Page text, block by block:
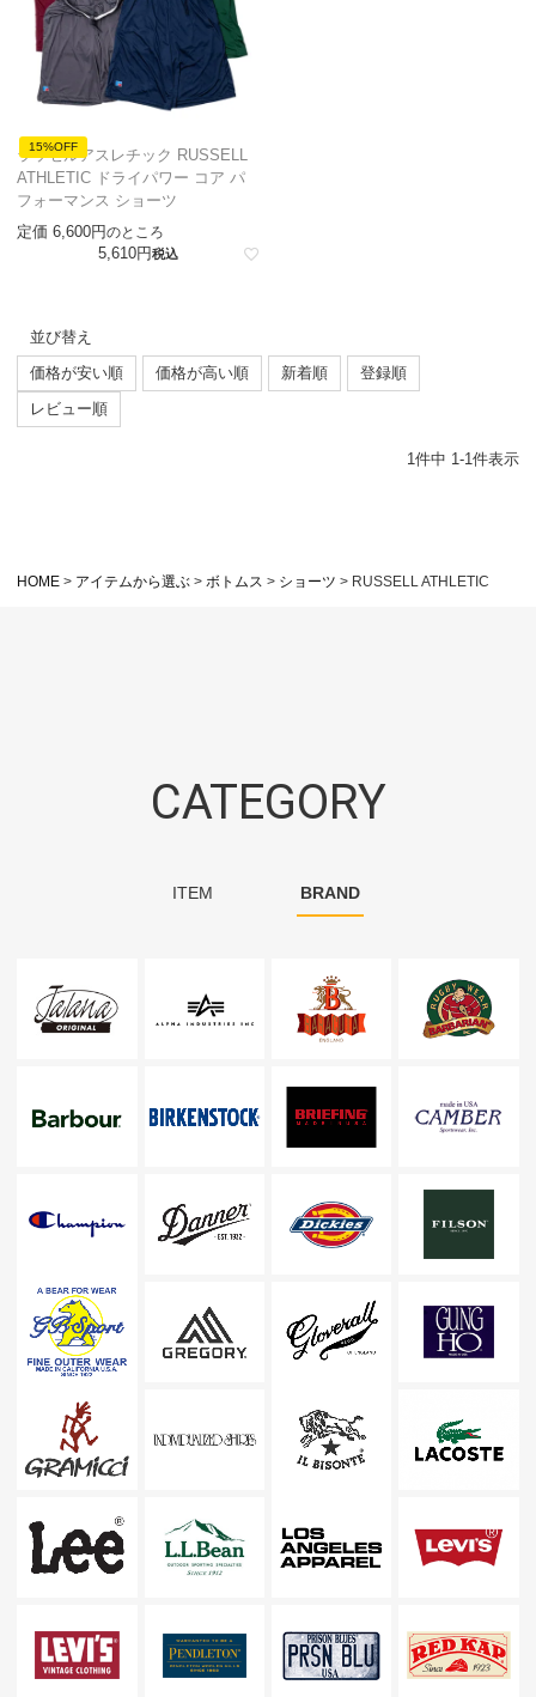
15%OFF
ラッセルアスレチック RUSSELL
ATHLETIC ドライパワー コア パ
フォーマンス ショーツ
定価 6,600 のところ
5,610 税込
並び替え
価格が安い順
価格が高い順 新着順
登録順
レビュー順
1件中 1-1件表示
HOME アイテムから選ぶ ボトムス ショーツ RUSSELL ATHLETIC
CATEGORY
ITEM BRAND